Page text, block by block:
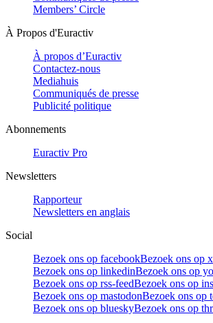
Members’ Circle
À Propos d'Euractiv
À propos d’Euractiv
Contactez-nous
Mediahuis
Communiqués de presse
Publicité politique
Abonnements
Euractiv Pro
Newsletters
Rapporteur
Newsletters en anglais
Social
Bezoek ons op facebookBezoek ons op x
Bezoek ons op linkedinBezoek ons op
Bezoek ons op rss-feedBezoek ons op
Bezoek ons op mastodonBezoek ons op
Bezoek ons op blueskyBezoek ons op